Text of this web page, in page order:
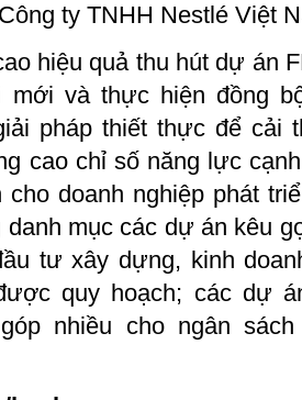
ty TNHH Nestlé Việt
hiệu quả thu hút dự án
mới và thực hiện đồng
pháp thiết thực để cải
cao chỉ số năng lực
doanh nghiệp phát
mục các dự án kêu
tư xây dựng, kinh
quy hoạch; các dự
nhiều cho ngân